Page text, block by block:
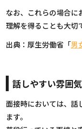
なお、これらの場合に
理解を得ることも大切
出典：厚生労働省「男
話しやすい雰囲
面接時においては、話
ます。